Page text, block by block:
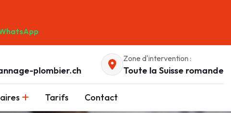
plombier.ch
Zone d'intervention :
Toute la Suisse romande
Tarifs Contact